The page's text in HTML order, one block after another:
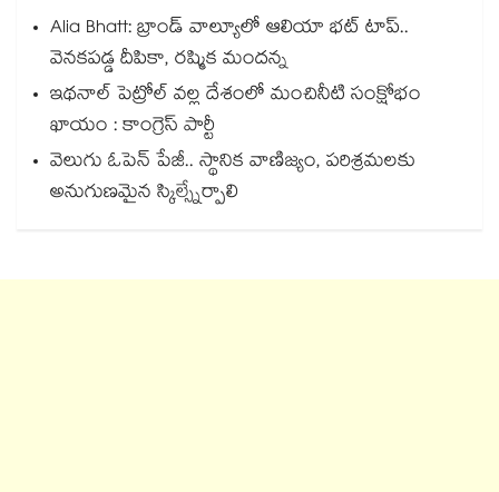
Alia Bhatt: బ్రాండ్ వాల్యూలో ఆలియా భట్ టాప్..
వెనకపడ్డ దీపికా, రష్మిక మందన్న
ఇథనాల్ పెట్రోల్ వల్ల దేశంలో మంచినీటి సంక్షోభం
ఖాయం : కాంగ్రెస్ పార్టీ
వెలుగు ఓపెన్ పేజీ.. స్థానిక వాణిజ్యం, పరిశ్రమలకు
అనుగుణమైన స్కిల్స్నేర్పాలి